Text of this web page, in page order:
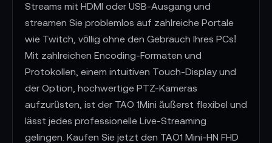
Streams mit HDMI oder USB-Ausgang und
streamen Sie problemlos auf zahlreiche Portale
wie Twitch, völlig ohne den Gebrauch Ihres PCs!
Mit zahlreichen Encoding-Formaten und
Protokollen, einem intuitiven Touch-Display und
der Option, hochwertige PTZ-Kameras
aufzurüsten, ist der TAO 1Mini äußerst flexibel und
lässt jedes professionelle Live-Streaming
gelingen. Kaufen Sie jetzt den TAO1 Mini-HN FHD